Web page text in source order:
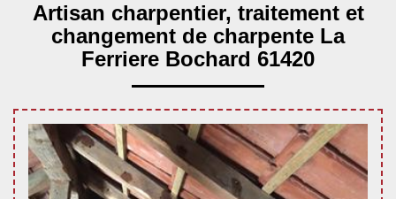
Artisan charpentier, traitement et
changement de charpente La
Ferriere Bochard 61420